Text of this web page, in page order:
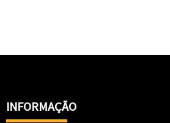
INFORMAÇÃO